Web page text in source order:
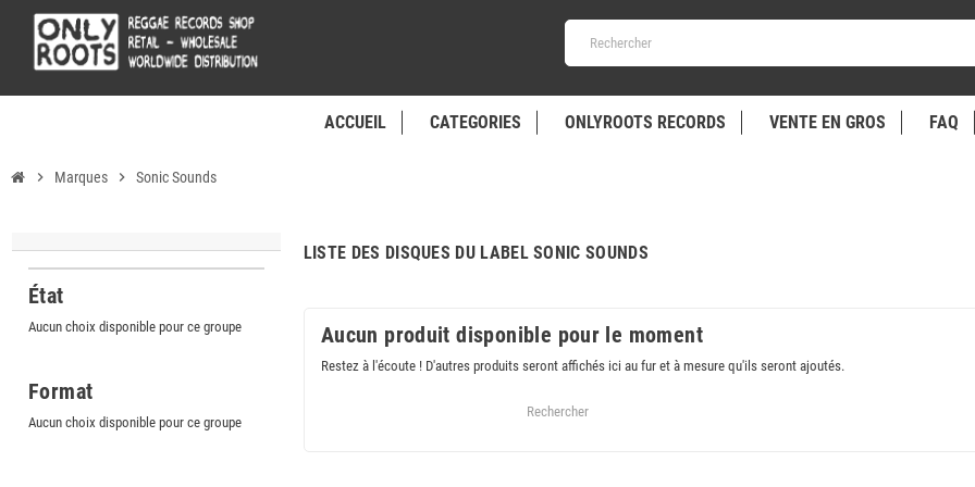
ACCUEIL CATEGORIES ONLYROOTS RECORDS VENTE EN GROS FAQ
chevron_right Marques chevron_right Sonic Sounds
État
Aucun choix disponible pour ce groupe
Format
Aucun choix disponible pour ce groupe
LISTE DES DISQUES DU LABEL SONIC SOUNDS
Aucun produit disponible pour le moment
Restez à l'écoute ! D'autres produits seront affichés ici au fur et à mesure qu'ils seront ajoutés.